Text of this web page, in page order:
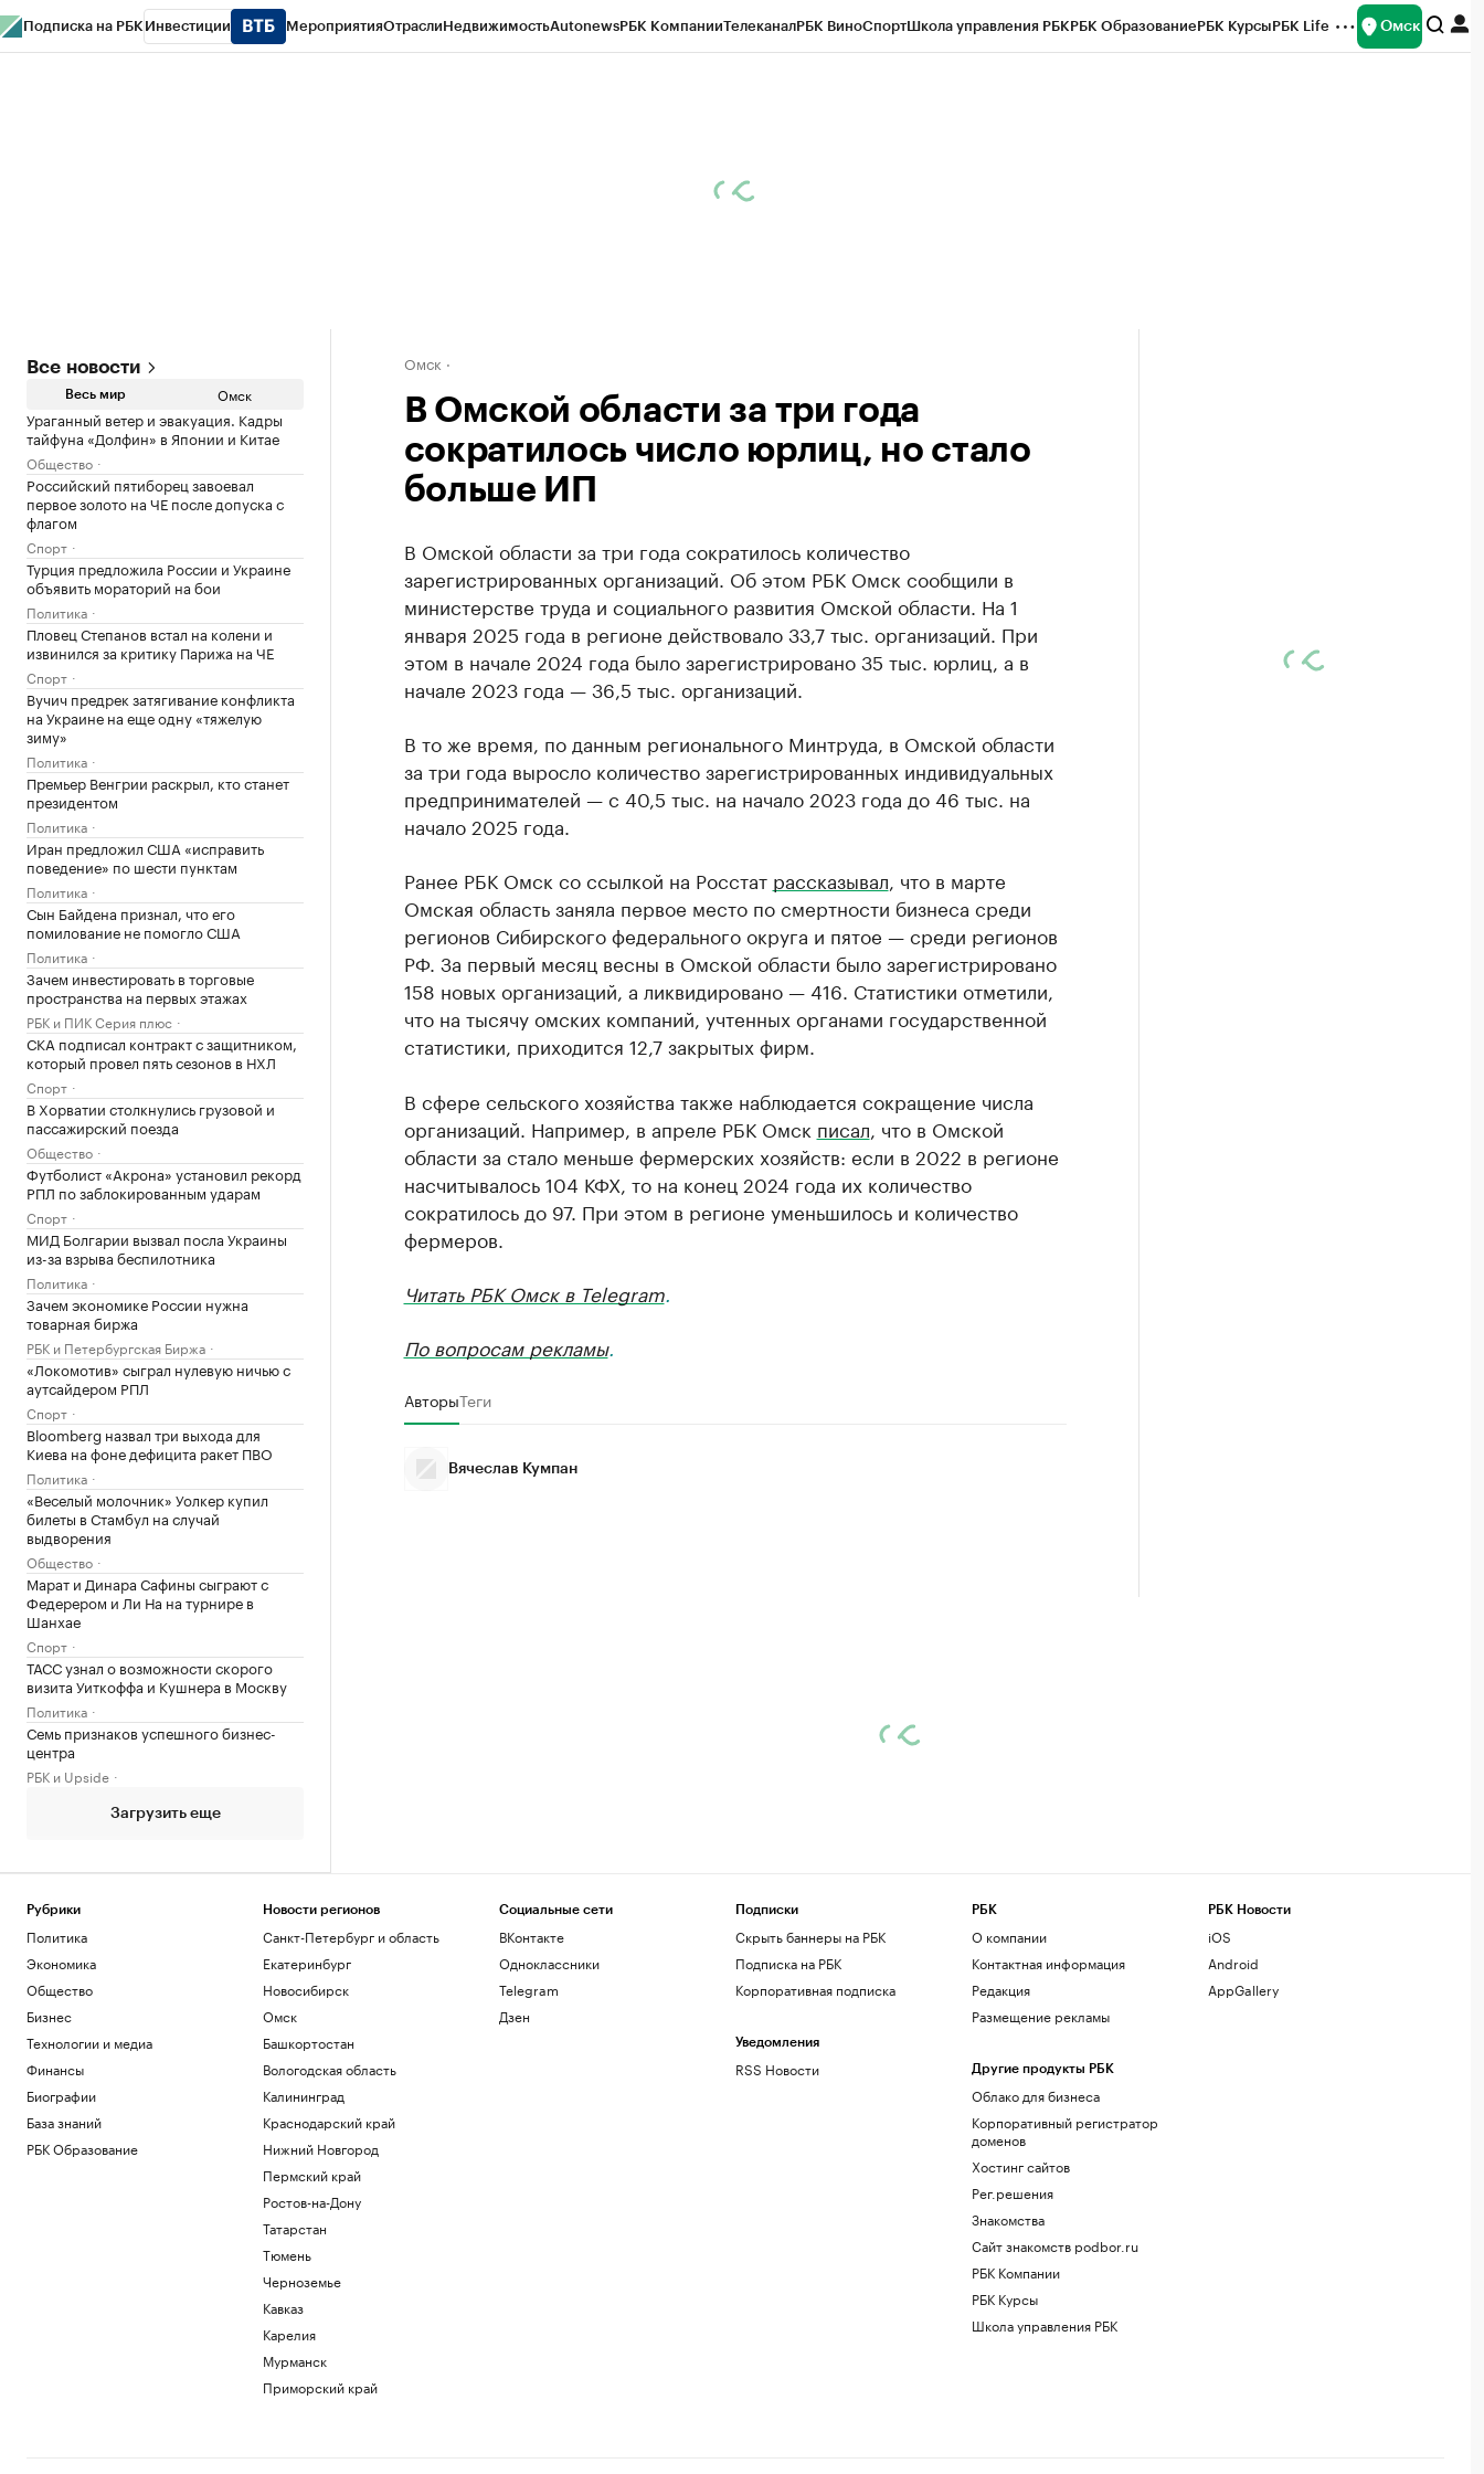
Подписка на РБК Инвестиции МероприятияОтраслиНедвижимостьAutonewsРБК КомпанииТелеканалРБК ВиноСпортШкола управления РБКРБК ОбразованиеРБК КурсыРБК Life Омск
Все новости
Весь мир Омск
Ураганный ветер и эвакуация. Кадры
тайфуна «Долфин» в Японии и Китае
Общество
Российский пятиборец завоевал
первое золото на ЧЕ после допуска с
флагом
Спорт
Турция предложила России и Украине
объявить мораторий на бои
Политика
Пловец Степанов встал на колени и
извинился за критику Парижа на ЧЕ
Спорт
Вучич предрек затягивание конфликта
на Украине на еще одну «тяжелую
зиму»
Политика
Премьер Венгрии раскрыл, кто станет
президентом
Политика
Иран предложил США «исправить
поведение» по шести пунктам
Политика
Сын Байдена признал, что его
помилование не помогло США
Политика
Зачем инвестировать в торговые
пространства на первых этажах
РБК и ПИК Серия плюс
СКА подписал контракт с защитником,
который провел пять сезонов в НХЛ
Спорт
В Хорватии столкнулись грузовой и
пассажирский поезда
Общество
Футболист «Акрона» установил рекорд
РПЛ по заблокированным ударам
Спорт
МИД Болгарии вызвал посла Украины
из-за взрыва беспилотника
Политика
Зачем экономике России нужна
товарная биржа
РБК и Петербургская Биржа
«Локомотив» сыграл нулевую ничью с
аутсайдером РПЛ
Спорт
Bloomberg назвал три выхода для
Киева на фоне дефицита ракет ПВО
Политика
«Веселый молочник» Уолкер купил
билеты в Стамбул на случай
выдворения
Общество
Марат и Динара Сафины сыграют с
Федерером и Ли На на турнире в
Шанхае
Спорт
ТАСС узнал о возможности скорого
визита Уиткоффа и Кушнера в Москву
Политика
Семь признаков успешного бизнес-
центра
РБК и Upside
Загрузить еще
Омск
В Омской области за три года
сократилось число юрлиц, но стало
больше ИП
В Омской области за три года сократилось количество
зарегистрированных организаций. Об этом РБК Омск сообщили в
министерстве труда и социального развития Омской области. На 1
января 2025 года в регионе действовало 33,7 тыс. организаций. При
этом в начале 2024 года было зарегистрировано 35 тыс. юрлиц, а в
начале 2023 года — 36,5 тыс. организаций.
В то же время, по данным регионального Минтруда, в Омской области
за три года выросло количество зарегистрированных индивидуальных
предпринимателей — с 40,5 тыс. на начало 2023 года до 46 тыс. на
начало 2025 года.
Ранее РБК Омск со ссылкой на Росстат рассказывал , что в марте
Омская область заняла первое место по смертности бизнеса среди
регионов Сибирского федерального округа и пятое — среди регионов
РФ. За первый месяц весны в Омской области было зарегистрировано
158 новых организаций, а ликвидировано — 416. Статистики отметили,
что на тысячу омских компаний, учтенных органами государственной
статистики, приходится 12,7 закрытых фирм.
В сфере сельского хозяйства также наблюдается сокращение числа
организаций. Например, в апреле РБК Омск писал , что в Омской
области за стало меньше фермерских хозяйств: если в 2022 в регионе
насчитывалось 104 КФХ, то на конец 2024 года их количество
сократилось до 97. При этом в регионе уменьшилось и количество
фермеров.
Читать РБК Омск в Telegram.
По вопросам рекламы.
АвторыТеги
Вячеслав Кумпан
Рубрики
Политика
Экономика
Общество
Бизнес
Технологии и медиа
Финансы
Биографии
База знаний
РБК Образование
Новости регионов
Санкт-Петербург и область
Екатеринбург
Новосибирск
Омск
Башкортостан
Вологодская область
Калининград
Краснодарский край
Нижний Новгород
Пермский край
Ростов-на-Дону
Татарстан
Тюмень
Черноземье
Кавказ
Карелия
Мурманск
Приморский край
Социальные сети
ВКонтакте
Одноклассники
Telegram
Дзен
Подписки
Скрыть баннеры на РБК
Подписка на РБК
Корпоративная подписка
Уведомления
RSS Новости
РБК
О компании
Контактная информация
Редакция
Размещение рекламы
Другие продукты РБК
Облако для бизнеса
Корпоративный регистратор
доменов
Хостинг сайтов
Рег.решения
Знакомства
Сайт знакомств podbor.ru
РБК Компании
РБК Курсы
Школа управления РБК
РБК Новости
iOS
Android
AppGallery